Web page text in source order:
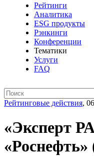
Рейтинги
Аналитика
ESG продукты
Рэнкинги
Конференции
Тематики
Услуги
FAQ
Рейтинговые действия,
«Эксперт